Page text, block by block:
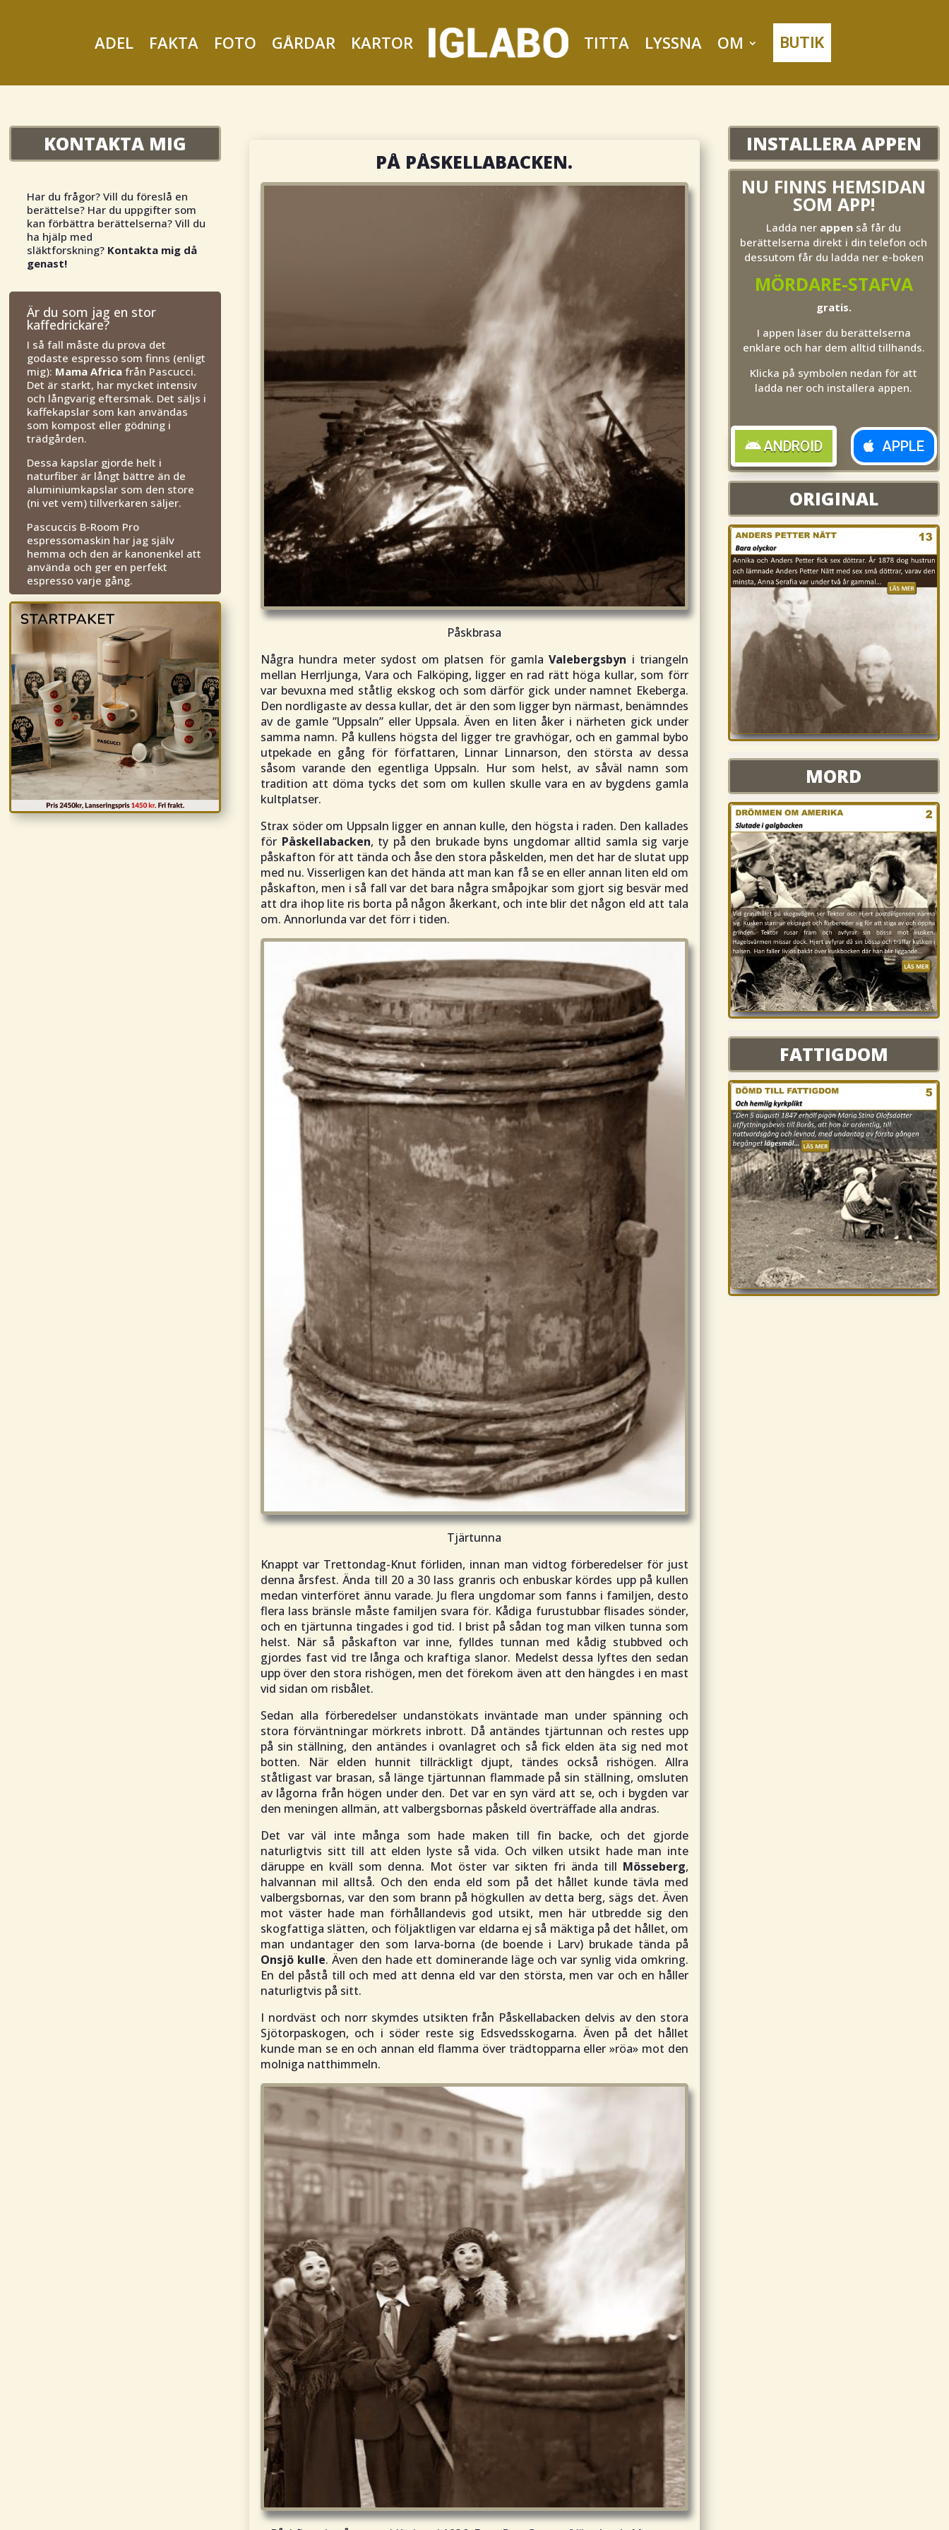
ADEL FAKTA FOTO GÅRDAR KARTOR TITTA LYSSNA OM BUTIK
KONTAKTA MIG
Har du frågor? Vill du föreslå en
berättelse? Har du uppgifter som
kan förbättra berättelserna? Vill du
ha hjälp med
släktforskning? Kontakta mig då
genast!
Är du som jag en stor
kaffedrickare?
I så fall måste du prova det
godaste espresso som finns (enligt
mig): Mama Africa från Pascucci.
Det är starkt, har mycket intensiv
och långvarig eftersmak. Det säljs i
kaffekapslar som kan användas
som kompost eller gödning i
trädgården.
Dessa kapslar gjorde helt i
naturfiber är långt bättre än de
aluminiumkapslar som den store
(ni vet vem) tillverkaren säljer.
Pascuccis B-Room Pro
espressomaskin har jag själv
hemma och den är kanonenkel att
använda och ger en perfekt
espresso varje gång.
PÅ PÅSKELLABACKEN.
Påskbrasa
Några hundra meter sydost om platsen för gamlaValebergsbyn i triangeln
mellan Herrljunga, Vara och Falköping, ligger en rad rätt höga kullar, som förr
var bevuxna med ståtlig ekskog och som därför gick under namnet Ekeberga.
Den nordligaste av dessa kullar, det är den som ligger byn närmast, benämndes
av de gamle ”Uppsaln” eller Uppsala. Även en liten åker i närheten gick under
samma namn. På kullens högsta del ligger tre gravhögar, och en gammal bybo
utpekade en gång för författaren, Linnar Linnarson, den största av dessa
såsom varande den egentliga Uppsaln. Hur som helst, av såväl namn som
tradition att döma tycks det som om kullen skulle vara en av bygdens gamla
kultplatser.
Strax söder om Uppsaln ligger en annan kulle, den högsta i raden. Den kallades
för Påskellabacken, ty på den brukade byns ungdomar alltid samla sig varje
påskafton för att tända och åse den stora påskelden, men det har de slutat upp
med nu. Visserligen kan det hända att man kan få se en eller annan liten eld om
påskafton, men i så fall var det bara några småpojkar som gjort sig besvär med
att dra ihop lite ris borta på någon åkerkant, och inte blir det någon eld att tala
om. Annorlunda var det förr i tiden.
Tjärtunna
Knappt var Trettondag-Knut förliden, innan man vidtog förberedelser för just
denna årsfest. Ända till 20 a 30 lass granris och enbuskar kördes upp på kullen
medan vinterföret ännu varade. Ju flera ungdomar som fanns i familjen, desto
flera lass bränsle måste familjen svara för. Kådiga furustubbar flisades sönder,
och en tjärtunna tingades i god tid. I brist på sådan tog man vilken tunna som
helst. När så påskafton var inne, fylldes tunnan med kådig stubbved och
gjordes fast vid tre långa och kraftiga slanor. Medelst dessa lyftes den sedan
upp över den stora rishögen, men det förekom även att den hängdes i en mast
vid sidan om risbålet.
Sedan alla förberedelser undanstökats inväntade man under spänning och
stora förväntningar mörkrets inbrott. Då antändes tjärtunnan och restes upp
på sin ställning, den antändes i ovanlagret och så fick elden äta sig ned mot
botten. När elden hunnit tillräckligt djupt, tändes också rishögen. Allra
ståtligast var brasan, så länge tjärtunnan flammade på sin ställning, omsluten
av lågorna från högen under den. Det var en syn värd att se, och i bygden var
den meningen allmän, att valbergsbornas påskeld överträffade alla andras.
Det var väl inte många som hade maken till fin backe, och det gjorde
naturligtvis sitt till att elden lyste så vida. Och vilken utsikt hade man inte
däruppe en kväll som denna. Mot öster var sikten fri ända till Mösseberg,
halvannan mil alltså. Och den enda eld som på det hållet kunde tävla med
valbergsbornas, var den som brann på högkullen av detta berg, sägs det. Även
mot väster hade man förhållandevis god utsikt, men här utbredde sig den
skogfattiga slätten, och följaktligen var eldarna ej så mäktiga på det hållet, om
man undantager den som larva-borna (de boende i Larv) brukade tända på
Onsjö kulle. Även den hade ett dominerande läge och var synlig vida omkring.
En del påstå till och med att denna eld var den största, men var och en håller
naturligtvis på sitt.
I nordväst och norr skymdes utsikten från Påskellabacken delvis av den stora
Sjötorpaskogen, och i söder reste sig Edsvedsskogarna. Även på det hållet
kunde man se en och annan eld flamma över trädtopparna eller »röa» mot den
molniga natthimmeln.
INSTALLERA APPEN
NU FINNS HEMSIDAN
SOM APP!
Ladda ner appen så får du
berättelserna direkt i din telefon och
dessutom får du ladda ner e-boken
MÖRDARE-STAFVA
gratis.
I appen läser du berättelserna
enklare och har dem alltid tillhands.
Klicka på symbolen nedan för att
ladda ner och installera appen.
ANDROID APPLE
ORIGINAL
ORIGINAL
MORD
MORD
FATTIGDOM
FATTIGDOM